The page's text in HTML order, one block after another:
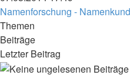
Namenforschung -
Themen
Beiträge
Letzter Beitrag